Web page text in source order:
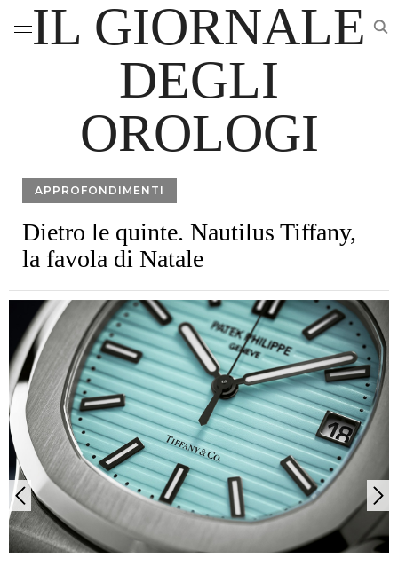
IL GIORNALE
DEGLI
OROLOGI
APPROFONDIMENTI
Dietro le quinte. Nautilus Tiffany,
la favola di Natale